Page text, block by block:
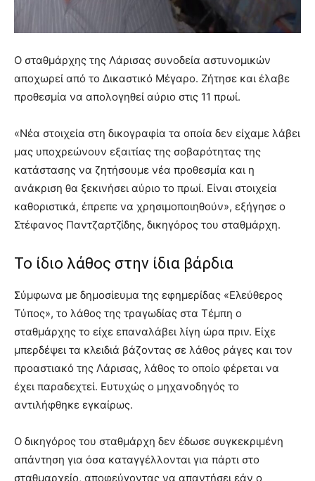
O σταθμάρχης της Λάρισας συνοδεία αστυνομικών
αποχωρεί από το Δικαστικό Μέγαρο. Ζήτησε και έλαβε
προθεσμία να απολογηθεί αύριο στις 11 πρωί.
«Νέα στοιχεία στη δικογραφία τα οποία δεν είχαμε λάβει
μας υποχρεώνουν εξαιτίας της σοβαρότητας της
κατάστασης να ζητήσουμε νέα προθεσμία και η
ανάκριση θα ξεκινήσει αύριο το πρωί. Είναι στοιχεία
καθοριστικά, έπρεπε να χρησιμοποιηθούν», εξήγησε ο
Στέφανος Παντζαρτζίδης, δικηγόρος του σταθμάρχη.
Το ίδιο λάθος στην ίδια βάρδια
Σύμφωνα με δημοσίευμα της εφημερίδας «Ελεύθερος
Τύπος», το λάθος της τραγωδίας στα Τέμπη ο
σταθμάρχης το είχε επαναλάβει λίγη ώρα πριν. Είχε
μπερδέψει τα κλειδιά βάζοντας σε λάθος ράγες και τον
προαστιακό της Λάρισας, λάθος το οποίο φέρεται να
έχει παραδεχτεί. Ευτυχώς ο μηχανοδηγός το
αντιλήφθηκε εγκαίρως.
Ο δικηγόρος του σταθμάρχη δεν έδωσε συγκεκριμένη
απάντηση για όσα καταγγέλλονται για πάρτι στο
σταθμαρχείο, αποφεύγοντας να απαντήσει εάν ο